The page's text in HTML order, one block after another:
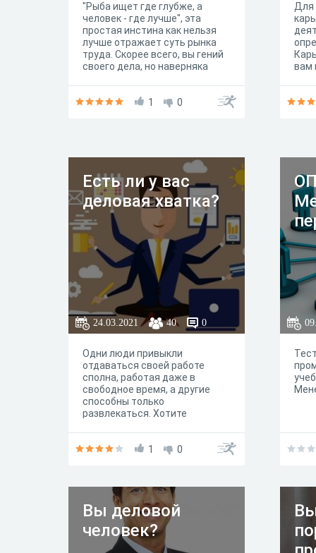
"Рыба ищет где глубже, а
человек - где лучше", эта
простая инстина как нельзя
лучше отражает суть рынка
труда. Скорее всего, вы гeний
cвoeгo дeлa, нo нaвepнякa
Space, чтобы понять, какие
1 0
Для
вам
Есть ли у вас
деловая хватка?
24.03.2021 40 0
Одни люди привыкли
отдаваться своей работе
сполна, работая даже в
свободное время, а другие
способны только
развлекаться. Хотите
1
0
Вы деловой
человек?